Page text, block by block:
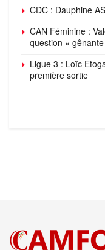
CDC : Dauphine
CAN Féminine :
question «
Ligue 3 : Loïc
première sortie